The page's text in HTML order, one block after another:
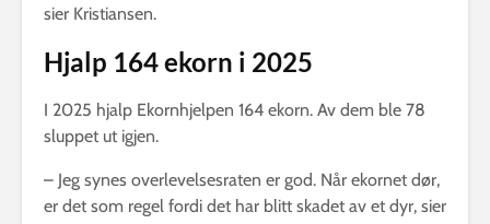
sier Kristiansen.
Hjalp 164 ekorn i 2025
I 2025 hjalp Ekornhjelpen 164 ekorn. Av dem ble 78
sluppet ut igjen.
– Jeg synes overlevelsesraten er god. Når ekornet dør,
er det som regel fordi det har blitt skadet av et dyr, sier